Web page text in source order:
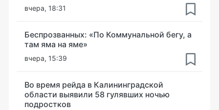
вчера, 18:31
Беспрозванных: «По Коммунальной бегу, а
там яма на яме»
вчера, 15:39
Во время рейда в Калининградской
области выявили 58 гулявших ночью
подростков